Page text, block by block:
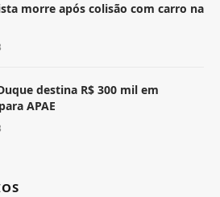
morre após colisão com carro na
destina R$ 300 mil em
APAE